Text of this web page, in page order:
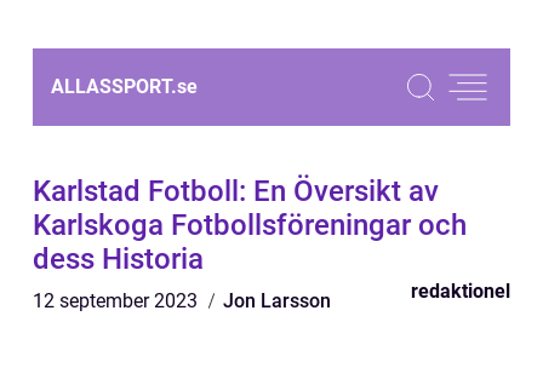
ALLASSPORT.se
Karlstad Fotboll: En Översikt av
Karlskoga Fotbollsföreningar och
dess Historia
12 september 2023 Jon Larsson redaktionel